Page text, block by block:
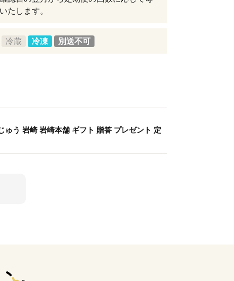
たします。
冷蔵 冷凍 別送不可
ゅう 岩崎 岩崎本舗 ギフト 贈答 プレゼント 定